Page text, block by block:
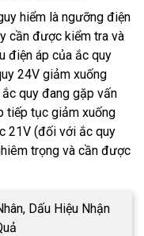
hiểm là ngưỡng điện
cần được kiểm tra và
điện áp của ắc quy
24V giảm xuống
quy đang gặp vấn
tiếp tục giảm xuống
21V (đối với ắc quy
trọng và cần được
Dấu Hiệu Nhận